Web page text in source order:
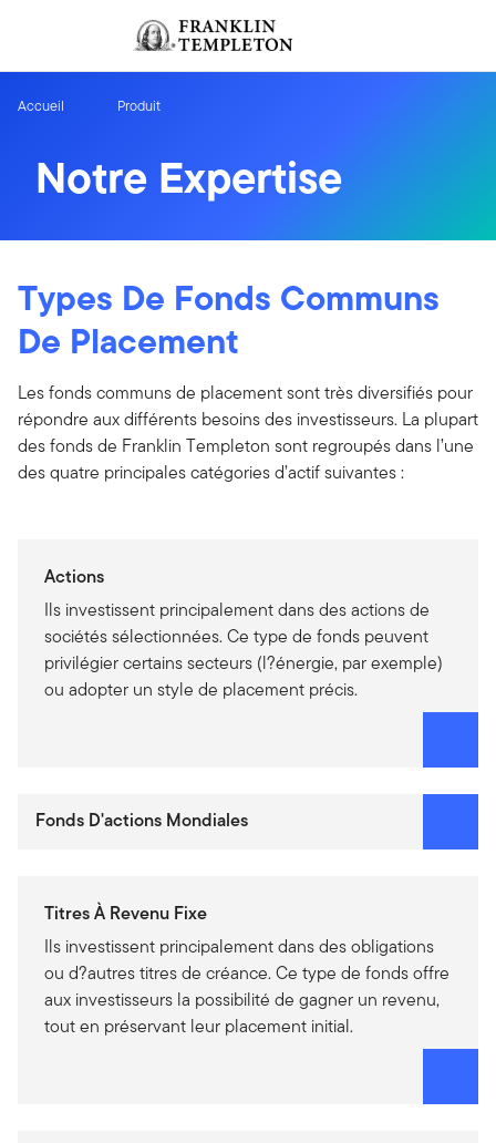
Header menu toggle
Ouverture de session
Accueil Produit
Notre Expertise
Types De Fonds Communs
De Placement
Les fonds communs de placement sont très diversifiés pour
répondre aux différents besoins des investisseurs. La plupart
des fonds de Franklin Templeton sont regroupés dans l’une
des quatre principales catégories d’actif suivantes :
Actions
Ils investissent principalement dans des actions de
sociétés sélectionnées. Ce type de fonds peuvent
privilégier certains secteurs (l?énergie, par exemple)
ou adopter un style de placement précis.
Fonds D'actions Mondiales
Titres À Revenu Fixe
Ils investissent principalement dans des obligations
ou d?autres titres de créance. Ce type de fonds offre
aux investisseurs la possibilité de gagner un revenu,
tout en préservant leur placement initial.